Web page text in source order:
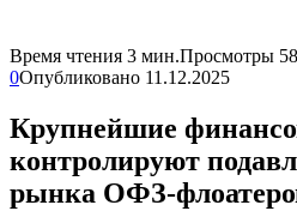
Время чтения 3 мин.Просмотры 58
0Опубликовано 11.12.2025
Крупнейшие
контролируют
рынка ОФЗ-